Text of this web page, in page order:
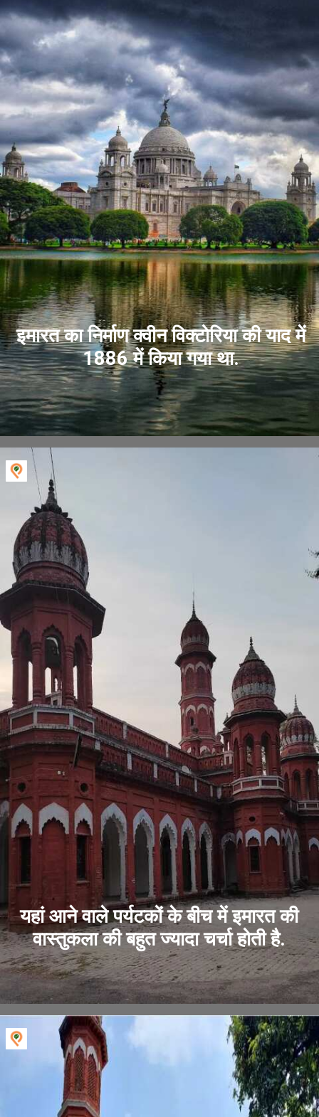
इमारत का निर्माण क्वीन विक्टोरिया की याद में
1886 में किया गया था.
यहां आने वाले पर्यटकों के बीच में इमारत की
वास्तुकला की बहुत ज्यादा चर्चा होती है.